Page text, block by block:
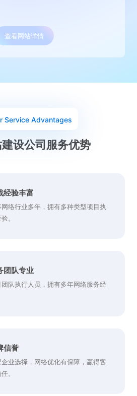
查看网站详情
Service Advantages
设公司服务优势
经验丰富
网络行业多年，拥有多种类型项目执
。
团队专业
团队执行人员，拥有多年网络服务经
信誉
企业选择，网络优化有保障，赢得客
。